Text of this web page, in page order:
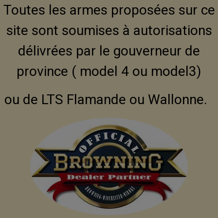
Toutes les armes proposées sur ce
site sont soumises à autorisations
délivrées par le gouverneur de
province ( model 4 ou model3)
ou de LTS Flamande ou Wallonne.